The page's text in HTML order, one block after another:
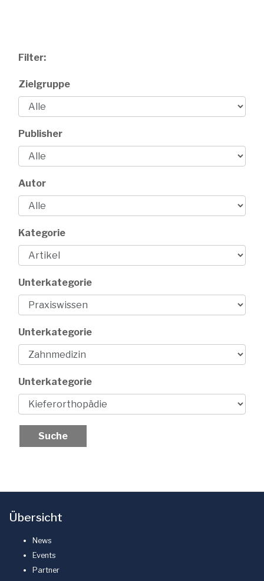
Filter:
Zielgruppe
Publisher
Autor
Kategorie
Unterkategorie
Unterkategorie
Unterkategorie
Übersicht
News
Events
Partner